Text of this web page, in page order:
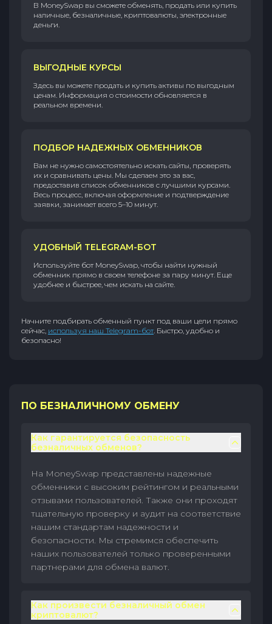
В MoneySwap вы сможете обменять, продать или купить
наличные, безналичные, криптовалюты, электронные
деньги.
ВЫГОДНЫЕ КУРСЫ
Здесь вы можете продать и купить активы по выгодным
ценам. Информация о стоимости обновляется в
реальном времени.
ПОДБОР НАДЕЖНЫХ ОБМЕННИКОВ
Вам не нужно самостоятельно искать сайты, проверять
их и сравнивать цены. Мы сделаем это за вас,
предоставив список обменников с лучшими курсами.
Весь процесс, включая оформление и подтверждение
заявки, занимает всего 5–10 минут.
УДОБНЫЙ TELEGRAM-БОТ
Используйте бот MoneySwap, чтобы найти нужный
обменник прямо в своем телефоне за пару минут. Еще
удобнее и быстрее, чем искать на сайте.
Начните подбирать обменный пункт под ваши цели прямо
сейчас, используя наш Telegram-бот. Быстро, удобно и
безопасно!
ПО БЕЗНАЛИЧНОМУ ОБМЕНУ
Как гарантируется безопасность
безналичных обменов?
На MoneySwap представлены надежные
обменники с высоким рейтингом и реальными
отзывами пользователей. Также они проходят
тщательную проверку и аудит на соответствие
нашим стандартам надежности и
безопасности. Мы стремимся обеспечить
наших пользователей только проверенными
партнерами для обмена валют.
Как произвести безналичный обмен
криптовалют?